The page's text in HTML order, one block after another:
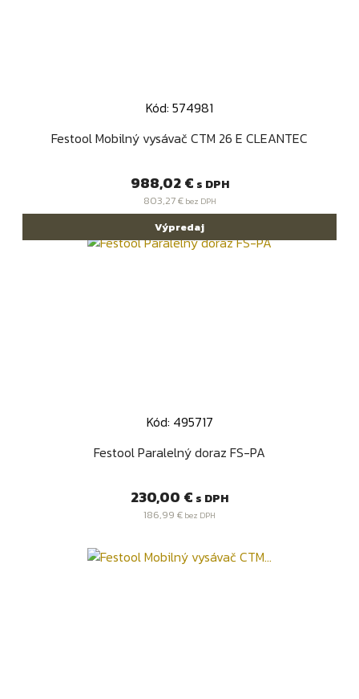
Kód: 574981
Festool Mobilný vysávač CTM 26 E CLEANTEC
Cena
988,02 € s DPH
803,27 €bez DPH
Kód: 495717
Festool Paralelný doraz FS-PA
Cena
230,00 € s DPH
186,99 € bez DPH
Výpredaj